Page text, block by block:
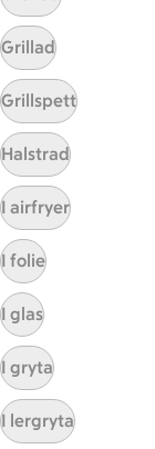
Här hittar
Sidfot
Start
Grillad
Grillspett
Halstrad
I airfryer
I folie
I glas
I gryta
I lergryta